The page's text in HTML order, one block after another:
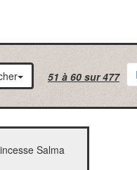
51 à 60 sur 477
Salma